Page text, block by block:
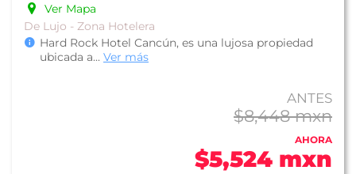
Ver Mapa
De Lujo - Zona Hotelera
Hard Rock Hotel Cancún, es una lujosa propiedad
ubicada a... Ver más
ANTES
$8,448 mxn
AHORA
$5,524 mxn